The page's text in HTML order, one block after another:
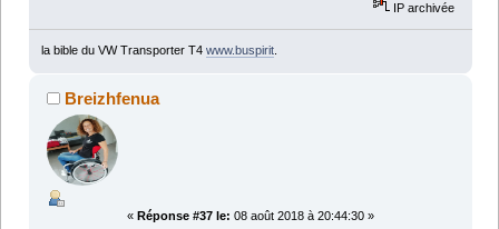
IP archivée
la bible du VW Transporter T4 www.buspirit.
Breizhfenua
« Réponse #37 le: 08 août 2018 à 20:44:30 »